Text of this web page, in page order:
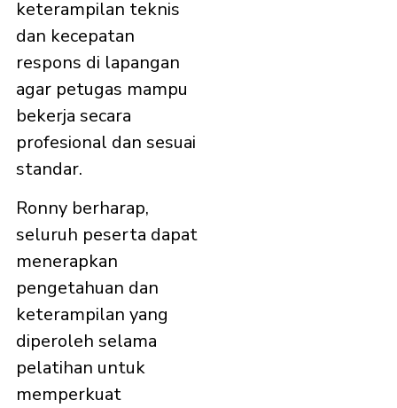
keterampilan teknis
dan kecepatan
respons di lapangan
agar petugas mampu
bekerja secara
profesional dan sesuai
standar.
Ronny berharap,
seluruh peserta dapat
menerapkan
pengetahuan dan
keterampilan yang
diperoleh selama
pelatihan untuk
memperkuat